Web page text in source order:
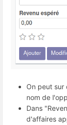
On peut sur
nom de
Dans
d'affaires